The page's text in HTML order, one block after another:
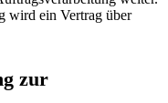
wird ein Vertrag über
zur